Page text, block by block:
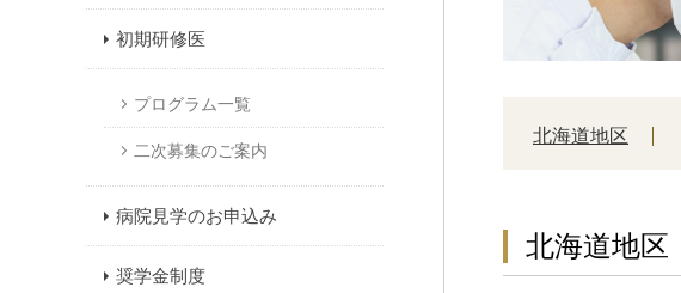
初期研修医
プログラム一覧
二次募集のご案内
病院見学のお申込み
奨学金制度
北海道地区
北海道地区